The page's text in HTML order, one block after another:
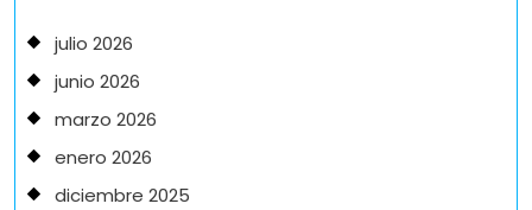
julio 2026
junio 2026
marzo 2026
enero 2026
diciembre 2025